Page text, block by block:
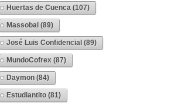
Huertas de Cuenca (107)
Massobal (89)
José Luis Confidencial (89)
MundoCofrex (87)
Daymon (84)
Estudiantito (81)